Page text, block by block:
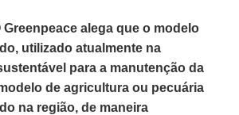
Greenpeace alega que o modelo
utilizado atualmente na
para a manutenção da
de agricultura ou pecuária
na região, de maneira